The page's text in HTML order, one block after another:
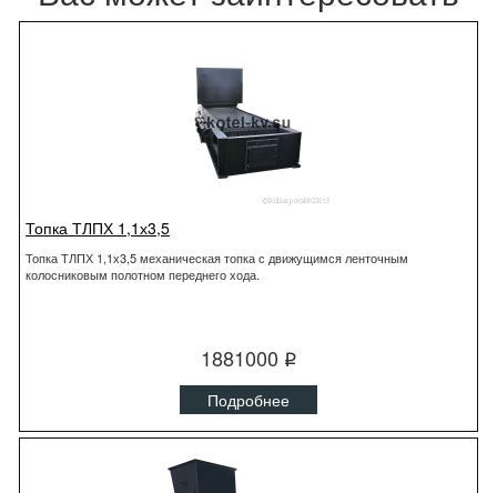
Топка ТЛПХ 1,1х3,5
Топка ТЛПХ 1,1х3,5 механическая топка с движущимся ленточным
колосниковым полотном переднего хода.
1881000 q
Подробнее